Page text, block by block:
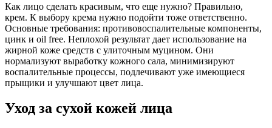
Как лицо сделать красивым, что еще нужно? Правильно,
крем. К выбору крема нужно подойти тоже ответственно.
Основные требования: противовоспалительные компоненты,
цинк и oil free. Неплохой результат дает использование на
жирной коже средств с улиточным муцином. Они
нормализуют выработку кожного сала, минимизируют
воспалительные процессы, подлечивают уже имеющиеся
прыщики и улучшают цвет лица.
Уход за сухой кожей лица